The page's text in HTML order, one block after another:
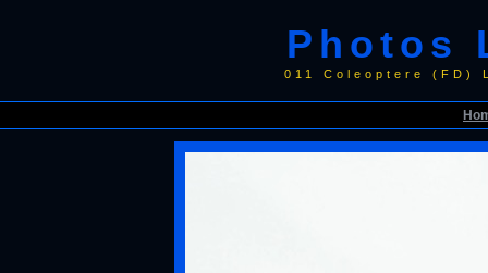
Photos
011 Coleoptere (FD)